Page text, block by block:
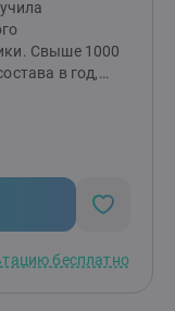
Свыше 1000
в год,
другого.
практике я
хотят изменит
бесплатно